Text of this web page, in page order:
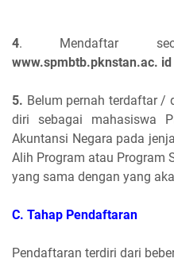
4. Mendaftar
www.spmbtb.pknstan.ac. id
5. Belum pernah terdaftar /
diri sebagai mahasiswa
Akuntansi Negara pada
Alih Program atau Program
yang sama dengan yang
C. Tahap Pendaftaran
Pendaftaran terdiri dari